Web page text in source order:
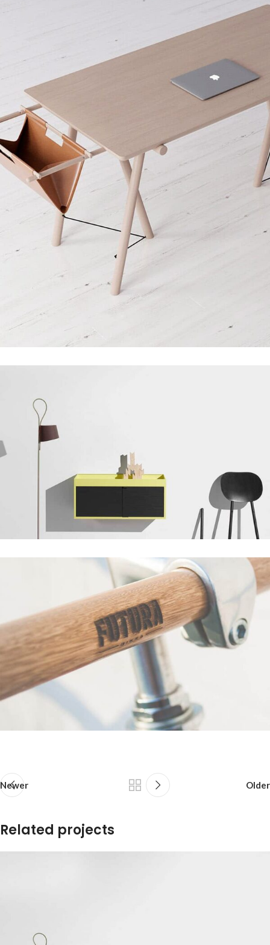
Newer Older
Related projects